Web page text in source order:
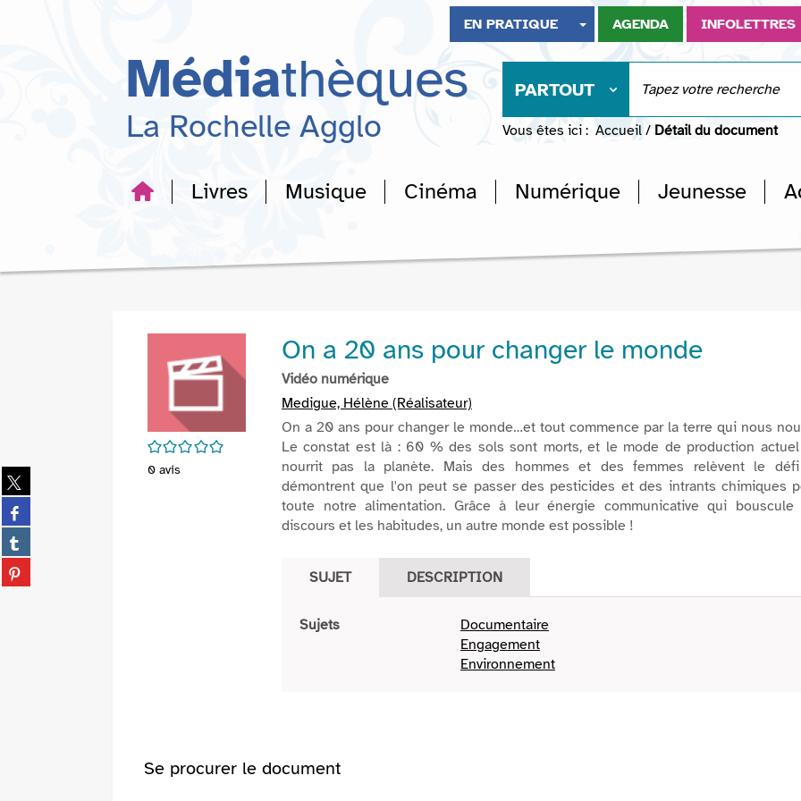
recherche
EN PRATIQUE AGENDA INFOLETTRES
Médiathèques
La Rochelle Agglo
PARTOUT
Vous êtes ici : Accueil / Détail du document
Livres Musique Cinéma Numérique Jeunesse
Partager
sur
twitter
(Nouvelle
fenêtre)
Partager
sur
facebook
(Nouvelle
fenêtre)
Partager
sur
tumblr
Partager
sur
/5
0 avis
On a 20 ans pour changer le monde
Vidéo numérique
Medigue, Hélène (Réalisateur)
On a 20 ans pour changer le monde…et tout commence par la terre qui nous
Le constat est là : 60 % des sols sont morts, et le mode de production
nourrit pas la planète. Mais des hommes et des femmes relèvent le
démontrent que l'on peut se passer des pesticides et des intrants chimiques
toute notre alimentation. Grâce à leur énergie communicative qui bouscule
discours et les habitudes, un autre monde est possible !
SUJET DESCRIPTION
Sujets
Documentaire
Engagement
Environnement
Se procurer le document